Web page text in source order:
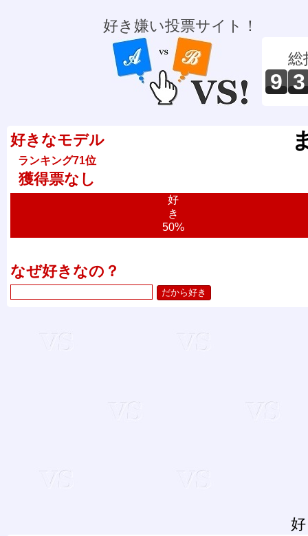
好き嫌い投票サイト！
総
9 3
好きなモデル
ランキング71位
獲得票なし
好
き
50%
なぜ好きなの？